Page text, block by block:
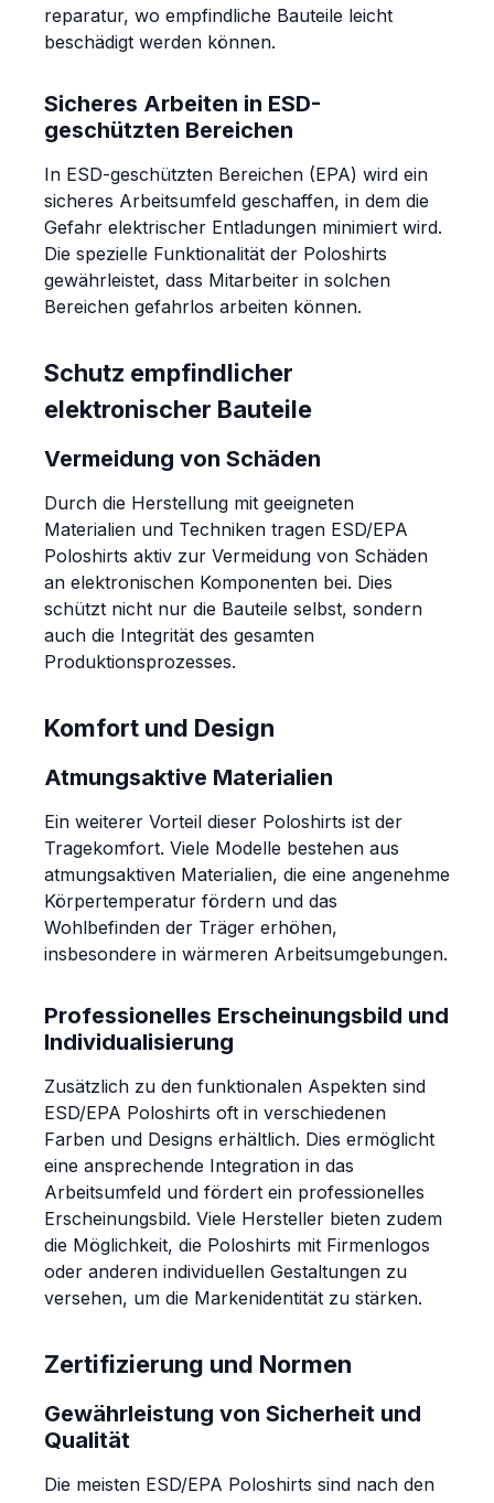
reparatur, wo empfindliche Bauteile leicht
beschädigt werden können.
Sicheres Arbeiten in ESD-
geschützten Bereichen
In ESD-geschützten Bereichen (EPA) wird ein
sicheres Arbeitsumfeld geschaffen, in dem die
Gefahr elektrischer Entladungen minimiert wird.
Die spezielle Funktionalität der Poloshirts
gewährleistet, dass Mitarbeiter in solchen
Bereichen gefahrlos arbeiten können.
Schutz empfindlicher
elektronischer Bauteile
Vermeidung von Schäden
Durch die Herstellung mit geeigneten
Materialien und Techniken tragen ESD/EPA
Poloshirts aktiv zur Vermeidung von Schäden
an elektronischen Komponenten bei. Dies
schützt nicht nur die Bauteile selbst, sondern
auch die Integrität des gesamten
Produktionsprozesses.
Komfort und Design
Atmungsaktive Materialien
Ein weiterer Vorteil dieser Poloshirts ist der
Tragekomfort. Viele Modelle bestehen aus
atmungsaktiven Materialien, die eine angenehme
Körpertemperatur fördern und das
Wohlbefinden der Träger erhöhen,
insbesondere in wärmeren Arbeitsumgebungen.
Professionelles Erscheinungsbild und
Individualisierung
Zusätzlich zu den funktionalen Aspekten sind
ESD/EPA Poloshirts oft in verschiedenen
Farben und Designs erhältlich. Dies ermöglicht
eine ansprechende Integration in das
Arbeitsumfeld und fördert ein professionelles
Erscheinungsbild. Viele Hersteller bieten zudem
die Möglichkeit, die Poloshirts mit Firmenlogos
oder anderen individuellen Gestaltungen zu
versehen, um die Markenidentität zu stärken.
Zertifizierung und Normen
Gewährleistung von Sicherheit und
Qualität
Die meisten ESD/EPA Poloshirts sind nach den